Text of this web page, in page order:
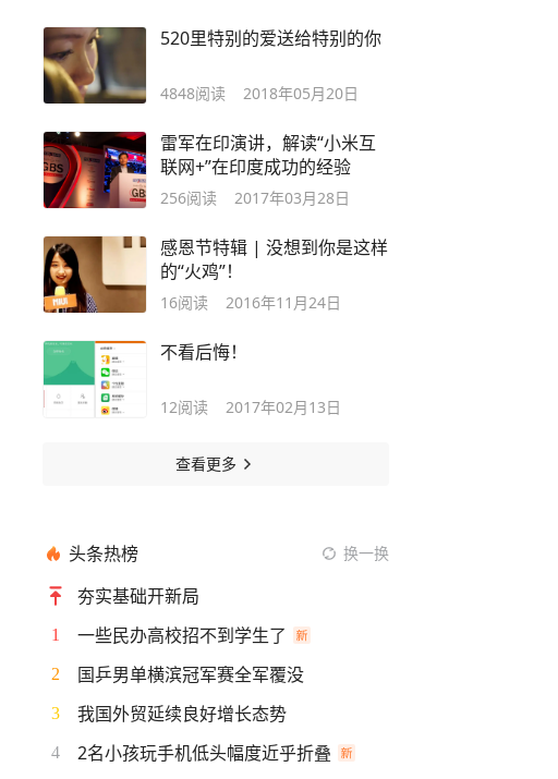
520里特别的爱送给特别的你
4848阅读 2018年05月20日
雷军在印演讲，解读“小米互
联网+”在印度成功的经验
256阅读 2017年03月28日
感恩节特辑 | 没想到你是这样
的“火鸡”！
16阅读 2016年11月24日
不看后悔！
12阅读 2017年02月13日
查看更多
头条热榜 换一换
夯实基础开新局
1 一些民办高校招不到学生了
2 国乒男单横滨冠军赛全军覆没
3 我国外贸延续良好增长态势
4 2名小孩玩手机低头幅度近乎折叠